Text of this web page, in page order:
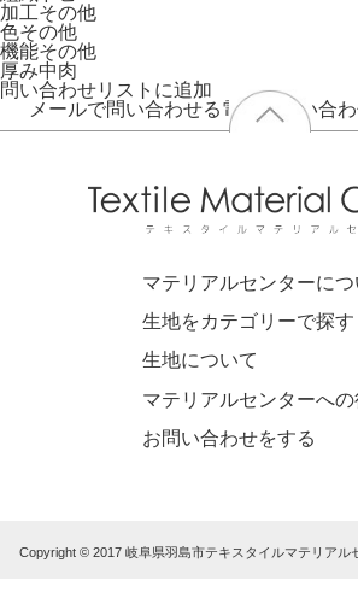
加工その他
色その他
機能その他
厚み中肉
問い合わせリストに追加
メールで問い合わせる電話で問い合
マテリアルセンターにつ
生地をカテゴリーで探す
生地について
マテリアルセンターへ
お問い合わせをする
Copyright © 2017 岐阜県羽島市テキスタイルマテリアル